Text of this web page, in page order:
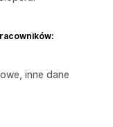
inne dane